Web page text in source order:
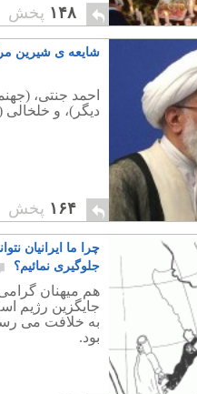
۱۴۸ پخش
شایعه ی شیرین
احمد جنتی،
دیگر)، و
۱۶۴ پخش
چرا ما ایرانیان
جلوگیری نمائیم؟
هم میهنان
جایگزین رژیم
به خلافت می
بود.